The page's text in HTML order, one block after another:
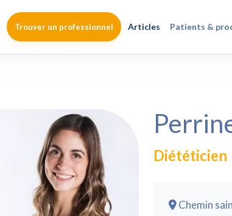
Trouver un professionnel Articles Patients &
Diététicien
Chemin